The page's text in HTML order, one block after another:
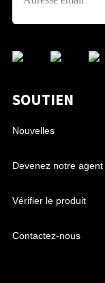
SOUTIEN
Nouvelles
Devenez notre agent
Vérifier le produit
Contactez-nous